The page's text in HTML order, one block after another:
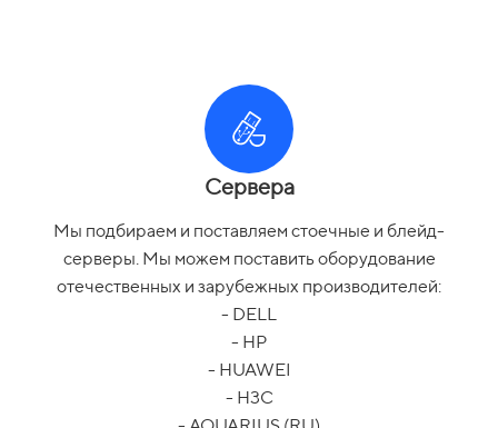
Сервера
Мы подбираем и поставляем стоечные и блейд-
серверы. Мы можем поставить оборудование
отечественных и зарубежных производителей:
- DELL
- HP
- HUAWEI
- H3C